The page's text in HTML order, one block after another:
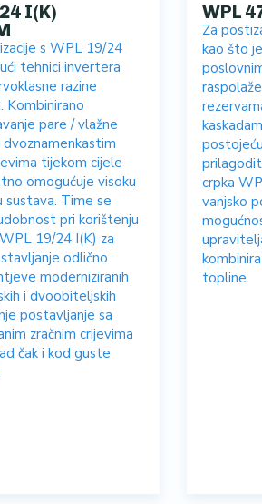
I(K)
s WPL 19/24
tehnici invertera
razine
Kombinirano
pare / vlažne
dvoznamenkastim
tijekom cijele
omogućuje visoku
Time se
pri korištenju
19/24 I(K) za
odlično
moderniziranih
i dvoobiteljskih
postavljanje sa
zračnim crijevima
čak i kod guste
WPL
Za
kao što
crpka
vanjsko
topline.